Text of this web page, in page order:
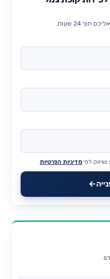
24 שעות.
לפי מדיניות הפרטיות